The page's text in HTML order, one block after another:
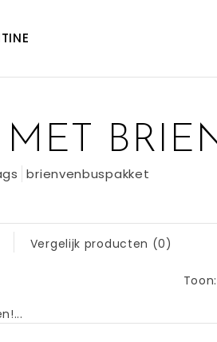
brienvenbuspakket
Vergelijk producten (0)
Toon: